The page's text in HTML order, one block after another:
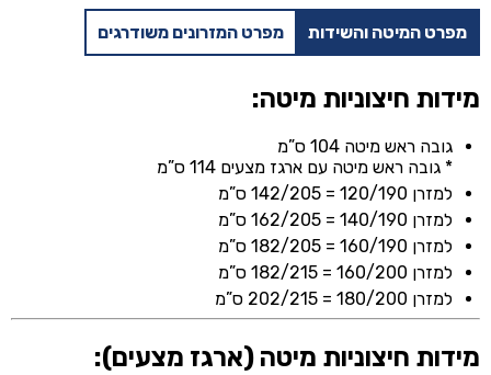
מזרן
מתנה
מפרט המיטה והשידות מפרט המזרונים משודרגים
מידות חיצוניות מיטה:
גובה ראש מיטה 104 ס”מ
* גובה ראש מיטה עם ארגז מצעים 114 ס”מ
למזרן 120/190 = 142/205 ס”מ
למזרן 140/190 = 162/205 ס”מ
למזרן 160/190 = 182/205 ס”מ
למזרן 160/200 = 182/215 ס”מ
למזרן 180/200 = 202/215 ס”מ
מידות חיצוניות מיטה (ארגז מצעים):